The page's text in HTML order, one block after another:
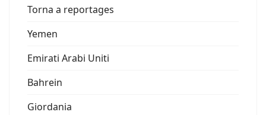
Torna a reportages
Yemen
Emirati Arabi Uniti
Bahrein
Giordania